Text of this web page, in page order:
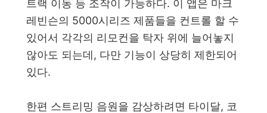
트랙 이동 등 조작이 가능하다. 이 앱은 마크
레빈슨의 5000시리즈 제품들을 컨트롤 할 수
있어서 각각의 리모컨을 탁자 위에 늘어놓지
않아도 되는데, 다만 기능이 상당히 제한되어
있다.
한편 스트리밍 음원을 감상하려면 타이달, 코